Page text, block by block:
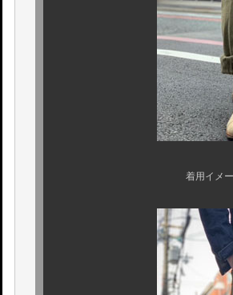
着用イメージ及び、サ